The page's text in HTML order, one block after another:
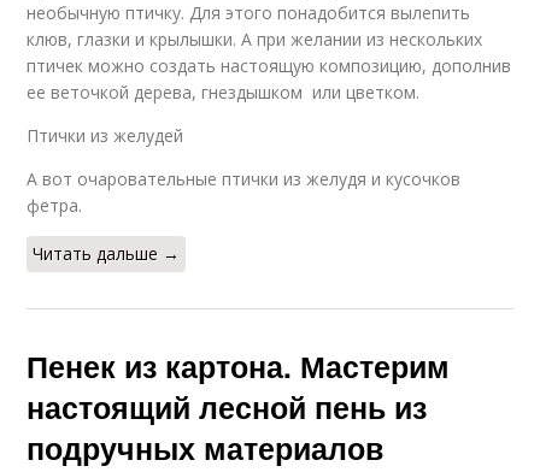
необычную птичку. Для этого понадобится вылепить
клюв, глазки и крылышки. А при желании из нескольких
птичек можно создать настоящую композицию, дополнив
ее веточкой дерева, гнездышком или цветком.
Птички из желудей
А вот очаровательные птички из желудя и кусочков
фетра.
Читать дальше →
Пенек из картона. Мастерим
настоящий лесной пень из
подручных материалов